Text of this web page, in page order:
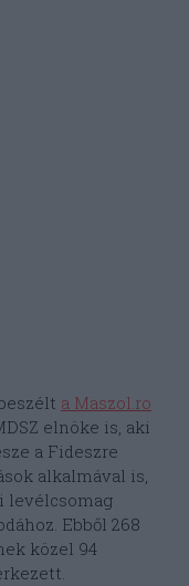
a Maszol.ro
elnöke is, aki
a Fideszre
alkalmával is,
levélcsomag
Ebből 268
közel 94